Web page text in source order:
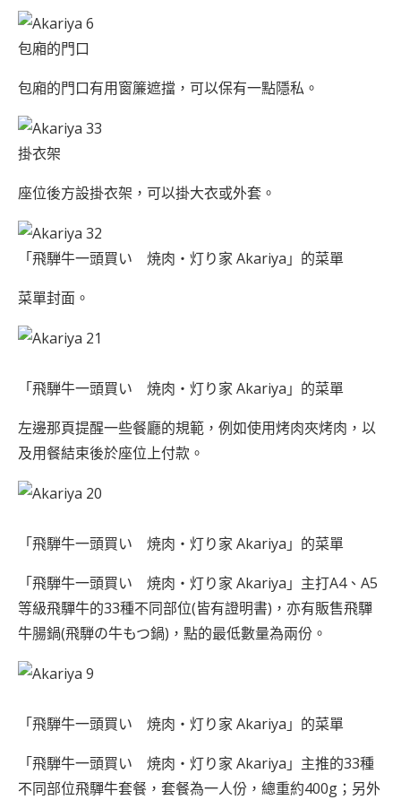
包廂的門口
包廂的門口有用窗簾遮擋，可以保有一點隱私。
掛衣架
座位後方設掛衣架，可以掛大衣或外套。
「飛騨牛一頭買い 焼肉・灯り家 Akariya」的菜單
菜單封面。
「飛騨牛一頭買い 焼肉・灯り家 Akariya」的菜單
左邊那頁提醒一些餐廳的規範，例如使用烤肉夾烤肉，以
及用餐結束後於座位上付款。
「飛騨牛一頭買い 焼肉・灯り家 Akariya」的菜單
「飛騨牛一頭買い 焼肉・灯り家 Akariya」主打A4、A5
等級飛驒牛的33種不同部位(皆有證明書)，亦有販售飛驒
牛腸鍋(飛騨の牛もつ鍋)，點的最低數量為兩份。
「飛騨牛一頭買い 焼肉・灯り家 Akariya」的菜單
「飛騨牛一頭買い 焼肉・灯り家 Akariya」主推的33種
不同部位飛驒牛套餐，套餐為一人份，總重約400g；另外